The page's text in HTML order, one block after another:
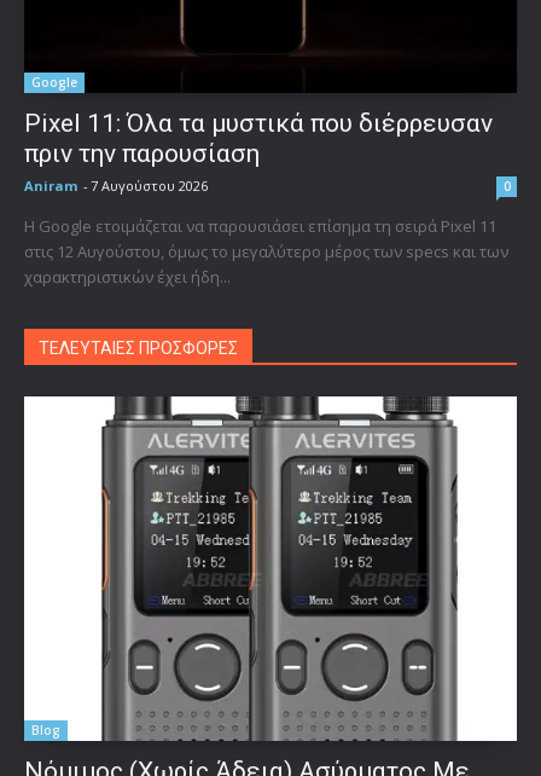
Google
Pixel 11: Όλα τα μυστικά που διέρρευσαν
πριν την παρουσίαση
Aniram - 7 Αυγούστου 2026 0
Η Google ετοιμάζεται να παρουσιάσει επίσημα τη σειρά Pixel 11
στις 12 Αυγούστου, όμως το μεγαλύτερο μέρος των specs και των
χαρακτηριστικών έχει ήδη...
ΤΕΛΕΥΤΑΙΕΣ ΠΡΟΣΦΟΡΕΣ
Blog